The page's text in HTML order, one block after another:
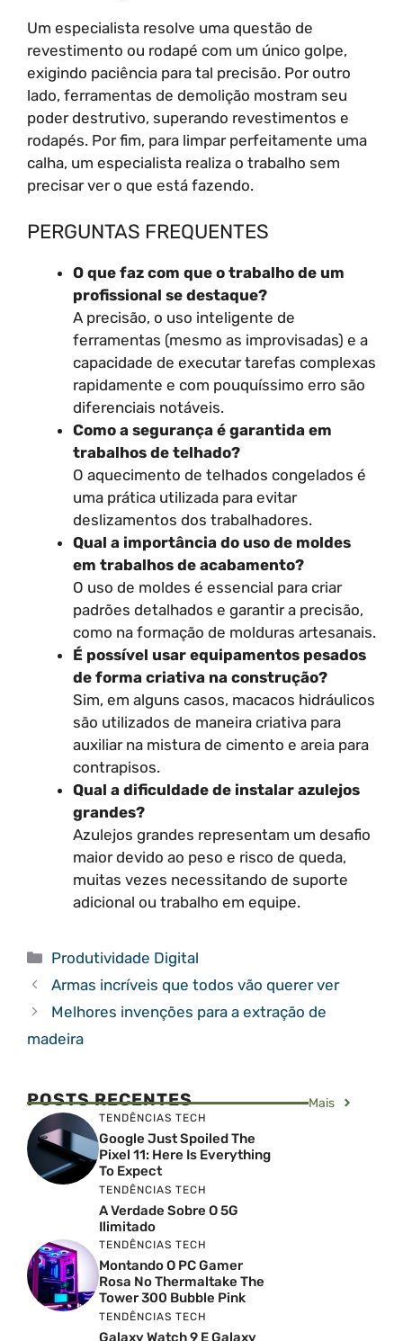
Um especialista resolve uma questão de
revestimento ou rodapé com um único golpe,
exigindo paciência para tal precisão. Por outro
lado, ferramentas de demolição mostram seu
poder destrutivo, superando revestimentos e
rodapés. Por fim, para limpar perfeitamente uma
calha, um especialista realiza o trabalho sem
precisar ver o que está fazendo.
PERGUNTAS FREQUENTES
O que faz com que o trabalho de um
profissional se destaque?
A precisão, o uso inteligente de
ferramentas (mesmo as improvisadas) e a
capacidade de executar tarefas complexas
rapidamente e com pouquíssimo erro são
diferenciais notáveis.
Como a segurança é garantida em
trabalhos de telhado?
O aquecimento de telhados congelados é
uma prática utilizada para evitar
deslizamentos dos trabalhadores.
Qual a importância do uso de moldes
em trabalhos de acabamento?
O uso de moldes é essencial para criar
padrões detalhados e garantir a precisão,
como na formação de molduras artesanais.
É possível usar equipamentos pesados
de forma criativa na construção?
Sim, em alguns casos, macacos hidráulicos
são utilizados de maneira criativa para
auxiliar na mistura de cimento e areia para
contrapisos.
Qual a dificuldade de instalar azulejos
grandes?
Azulejos grandes representam um desafio
maior devido ao peso e risco de queda,
muitas vezes necessitando de suporte
adicional ou trabalho em equipe.
Categorias
Produtividade Digital
Armas incríveis que todos vão querer ver
Melhores invenções para a extração de
madeira
POSTS RECENTES Mais
TENDÊNCIAS TECH
Google Just Spoiled The
Pixel 11: Here Is Everything
To Expect
TENDÊNCIAS TECH
A Verdade Sobre O 5G
Ilimitado
TENDÊNCIAS TECH
Montando O PC Gamer
Rosa No Thermaltake The
Tower 300 Bubble Pink
TENDÊNCIAS TECH
Galaxy Watch 9 E Galaxy